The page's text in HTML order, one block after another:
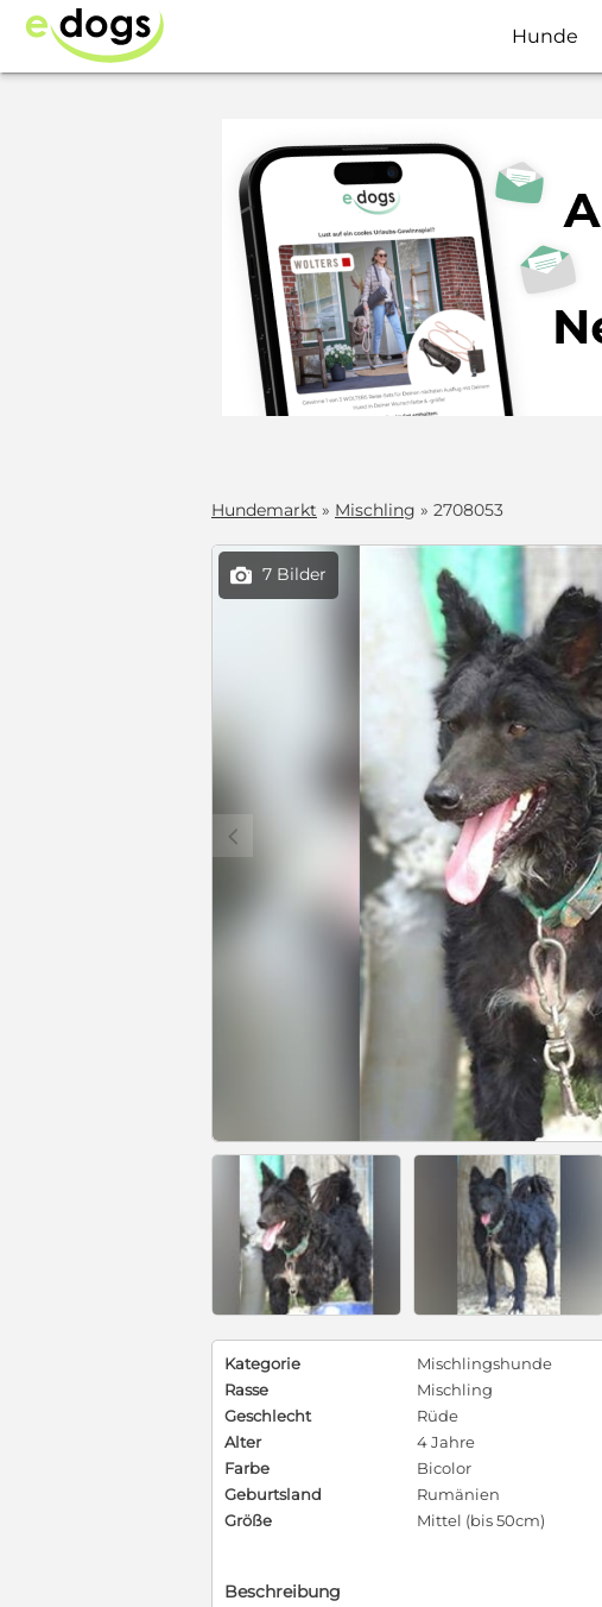
Hunde
Hundemarkt » Mischling » 2708053
 7 Bilder
c
Kategorie
Mischlingshunde
Rasse
Mischling
Geschlecht
Rüde
Alter
4 Jahre
Farbe
Bicolor
Geburtsland
Rumänien
Größe
Mittel (bis 50cm)
Beschreibung